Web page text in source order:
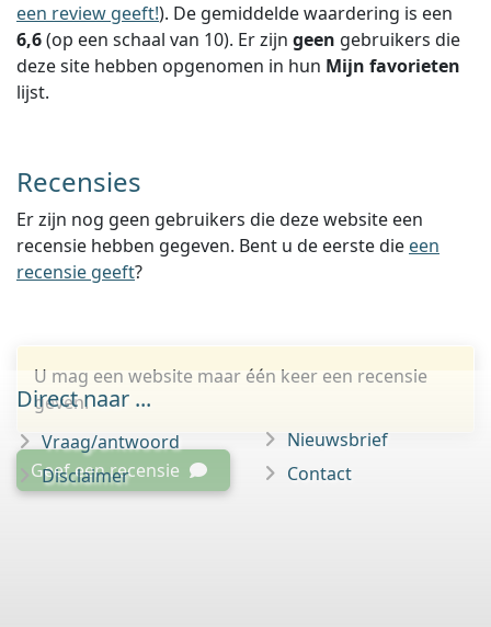
een review geeft!). De gemiddelde waardering is een
6,6(op een schaal van 10). Er zijn geen gebruikers die
deze site hebben opgenomen in hun Mijn favorieten
lijst.
Recensies
Er zijn nog geen gebruikers die deze website een
recensie hebben gegeven. Bent u de eerste die een
recensie geeft?
U mag een website maar één keer een recensie
geven.
Geef een recensie
Direct naar ...
Vraag/antwoord
Disclaimer
Nieuwsbrief
Contact